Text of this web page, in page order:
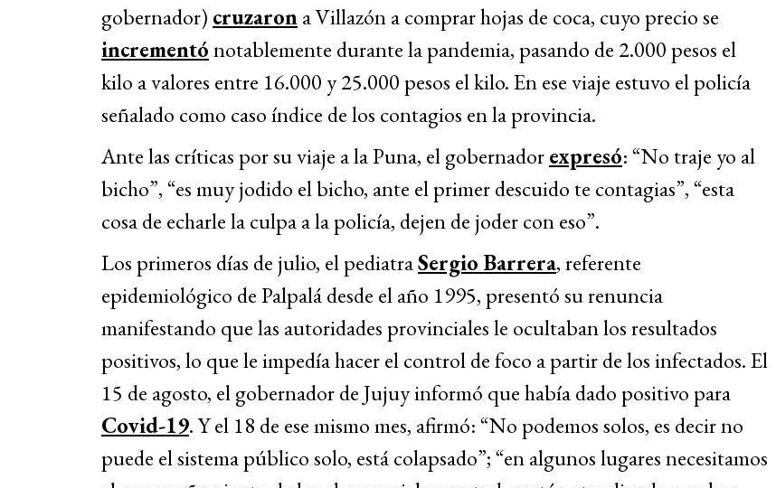
gobernador) cruzarona Villazón a comprar hojas de coca, cuyo precio se
incrementónotablemente durante la pandemia, pasando de 2.000 pesos el
kilo a valores entre 16.000 y 25.000 pesos el kilo. En ese viaje estuvo el policía
señalado como caso índice de los contagios en la provincia.
Ante las críticas por su viaje a la Puna, el gobernadorexpresó: “No traje yo al
bicho”, “es muy jodido el bicho, ante el primer descuido te contagias”, “esta
cosa de echarle la culpa a la policía, dejen de joder con eso”.
Los primeros días de julio, el pediatraSergio Barrera,referente
epidemiológico de Palpalá desde el año 1995, presentó su renuncia
manifestando que las autoridades provinciales le ocultaban los resultados
positivos, lo que le impedía hacer el control de foco a partir de los infectados.El
15 de agosto, el gobernador de Jujuy informó que había dado positivo para
Covid-19. Y el 18 de ese mismo mes, afirmó:“No podemos solos, es decir no
puede el sistema público solo, está colapsado”; “en algunos lugares necesitamos